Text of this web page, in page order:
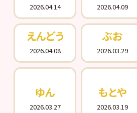
2026.04.14 2026.04.09
えんどう
2026.04.08
ぶお
2026.03.29
ゆん
2026.03.27
もとや
2026.03.19